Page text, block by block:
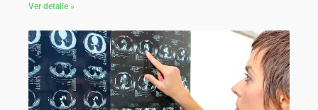
Ver detalle »